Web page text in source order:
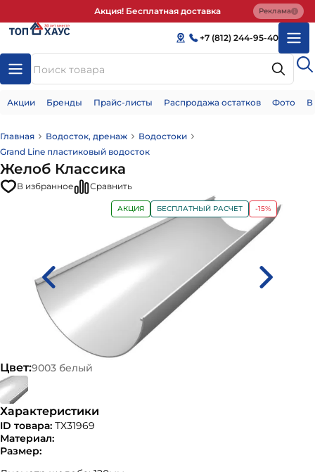
Акция! Бесплатная доставка Реклама
+7 (812) 244-95-40
Акции Бренды Прайс-листы Распродажа остатков Фото
Главная Водосток, дренаж
Водостоки
Grand Line пластиковый водосток
Желоб Классика
В избранное Сравнить
АКЦИЯ БЕСПЛАТНЫЙ РАСЧЕТ -15%
Цвет:9003 белый
Характеристики
ID товара: ТХ31969
Материал:
Размер: